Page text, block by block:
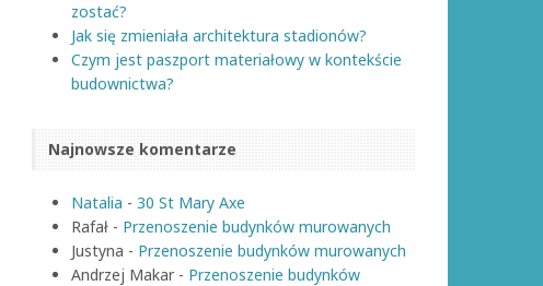
zostać?
Jak się zmieniała architektura stadionów?
Czym jest paszport materiałowy w kontekście
budownictwa?
Najnowsze komentarze
Natalia - 30 St Mary Axe
Rafał - Przenoszenie budynków murowanych
Justyna - Przenoszenie budynków murowanych
Andrzej Makar - Przenoszenie budynków